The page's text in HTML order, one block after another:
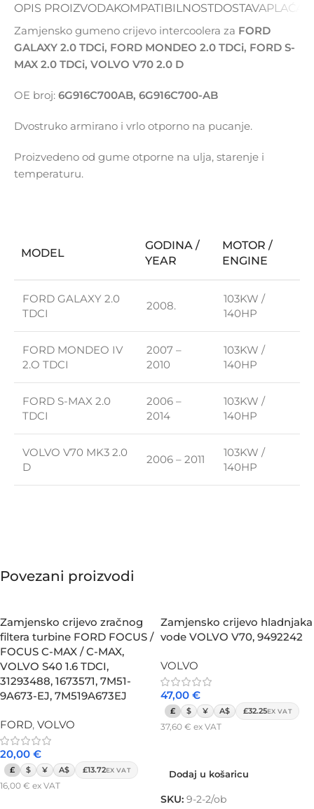
OPIS PROIZVODAKOMPATIBILNOSTDOSTAVA
Zamjensko gumeno crijevo intercoolera za FORD
GALAXY 2.0 TDCi, FORD MONDEO 2.0 TDCi, FORD S-
MAX 2.0 TDCi, VOLVO V70 2.0 D
OE broj: 6G916C700AB, 6G916C700-AB
Dvostruko armirano i vrlo otporno na pucanje.
Proizvedeno od gume otporne na ulja, starenje i
temperaturu.
MODEL
GODINA /
YEAR
MOTOR /
ENGINE
FORD GALAXY 2.0
TDCI
2008.
103KW /
140HP
FORD MONDEO IV
2.O TDCI
2007 –
2010
103KW /
140HP
FORD S-MAX 2.0
TDCI
2006 –
2014
103KW /
140HP
VOLVO V70 MK3 2.0
D
2006 – 2011
103KW /
140HP
Povezani proizvodi
Zamjensko crijevo zračnog
filtera turbine FORD FOCUS /
FOCUS C-MAX / C-MAX,
VOLVO S40 1.6 TDCI,
31293488, 1673571, 7M51-
9A673-EJ, 7M519A673EJ
FORD, VOLVO
20,00 €
£ $ ¥ A$ £13.72EX VAT
16,00 € ex VAT
Zamjensko crijevo hladnjaka
vode VOLVO V70, 9492242
VOLVO
47,00 €
£ $ ¥ A$ £32.25EX VAT
37,60 € ex VAT
Dodaj u košaricu
SKU: 9-2-2/ob